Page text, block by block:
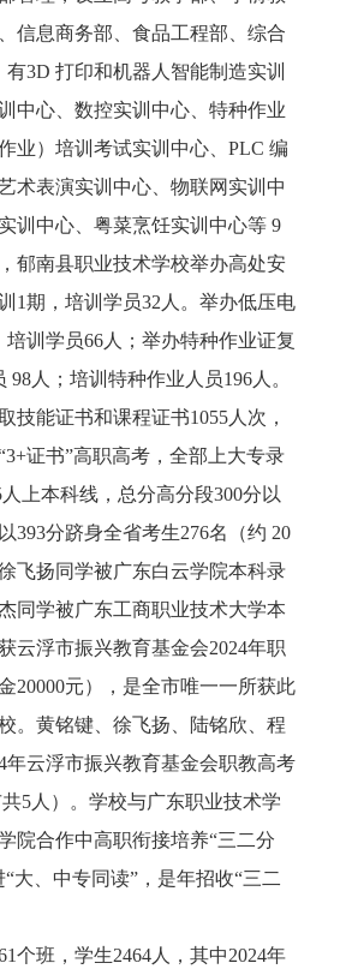
信息商务部、食品工程部、综合
3D 打印和机器人智能制造实训
中心、数控实训中心、特种作业
业）培训考试实训中心、PLC 编
术表演实训中心、物联网实训中
训中心、粤菜烹饪实训中心等 9
郁南县职业技术学校举办高处安
1期，培训学员32人。举办低压电
训学员66人；举办特种作业证复
98人；培训特种作业人员196人。
能证书和课程证书1055人次，
证书”高职高考，全部上大专录
上本科线，总分高分段300分以
393分跻身全省考生276名（约 20
飞扬同学被广东白云学院本科录
同学被广东工商职业技术大学本
云浮市振兴教育基金会2024年职
20000元），是全市唯一一所获此
。黄铭键、徐飞扬、陆铭欣、程
年云浮市振兴教育基金会职教高考
5人）。学校与广东职业技术学
院合作中高职衔接培养“三二分
大、中专同读”，是年招收“三二
班，学生2464人，其中2024年